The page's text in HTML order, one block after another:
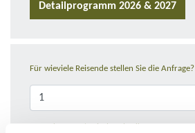
Detailprogramm 2026 & 2027
Für wieviele Reisende stellen Sie die Anfrage?